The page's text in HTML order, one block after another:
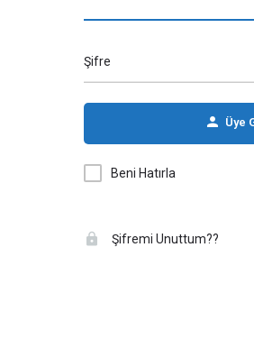
Şifre
Üye
Beni Hatırla
Şifremi Unuttum??